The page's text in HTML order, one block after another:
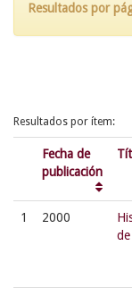
Resultados por
Resultados por ítem:
Fecha de
publicación
1 2000